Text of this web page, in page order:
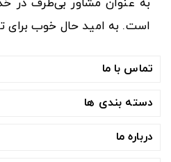
است. به امید حال خوب برای
تماس با ما
دسته بندی ها
درباره ما